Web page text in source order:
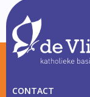
CONTACT